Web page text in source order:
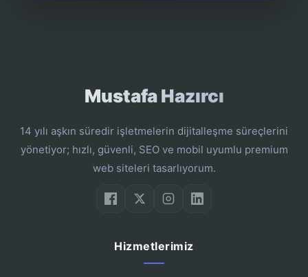
Mustafa Hazırcı
14 yılı aşkın süredir işletmelerin dijitalleşme süreçlerini
yönetiyor; hızlı, güvenli, SEO ve mobil uyumlu premium
web siteleri tasarlıyorum.
Hizmetlerimiz